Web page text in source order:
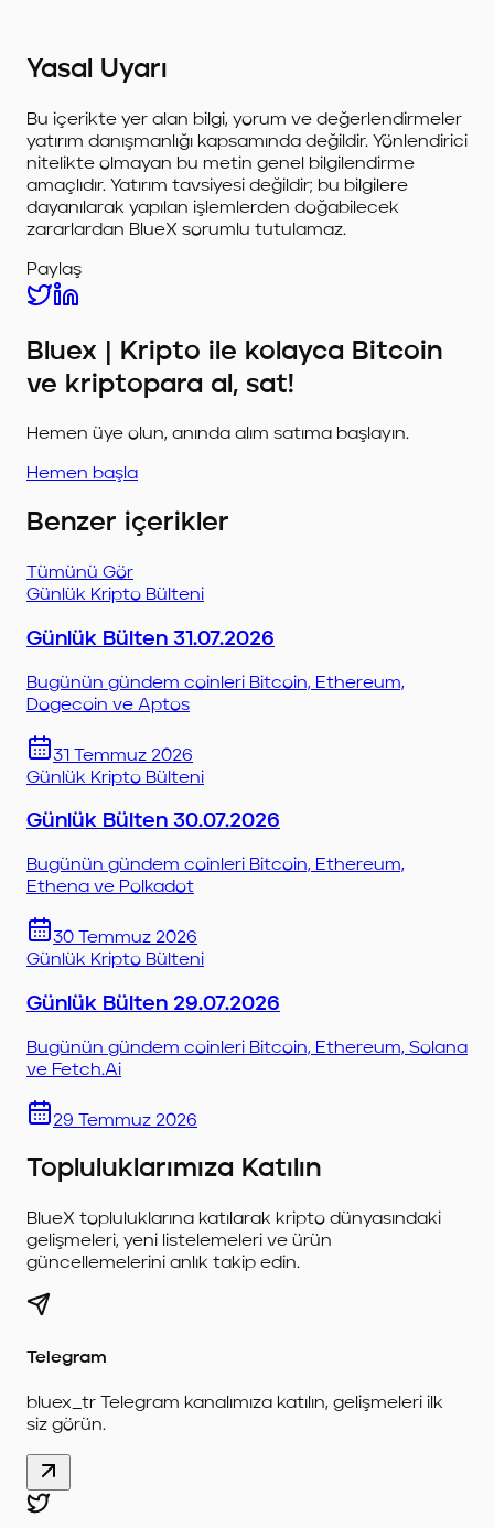
Yasal Uyarı
Bu içerikte yer alan bilgi, yorum ve değerlendirmeler
yatırım danışmanlığı kapsamında değildir. Yönlendirici
nitelikte olmayan bu metin genel bilgilendirme
amaçlıdır. Yatırım tavsiyesi değildir; bu bilgilere
dayanılarak yapılan işlemlerden doğabilecek
zararlardan BlueX sorumlu tutulamaz.
Paylaş
Bluex | Kripto ile kolayca Bitcoin
ve kriptopara al, sat!
Hemen üye olun, anında alım satıma başlayın.
Hemen başla
Benzer içerikler
Tümünü Gör
Günlük Kripto Bülteni
Günlük Bülten 31.07.2026
Bugünün gündem coinleri Bitcoin, Ethereum,
Dogecoin ve Aptos
31 Temmuz 2026
Günlük Kripto Bülteni
Günlük Bülten 30.07.2026
Bugünün gündem coinleri Bitcoin, Ethereum,
Ethena ve Polkadot
30 Temmuz 2026
Günlük Kripto Bülteni
Günlük Bülten 29.07.2026
Bugünün gündem coinleri Bitcoin, Ethereum, Solana
ve Fetch.Ai
29 Temmuz 2026
Topluluklarımıza Katılın
BlueX topluluklarına katılarak kripto dünyasındaki
gelişmeleri, yeni listelemeleri ve ürün
güncellemelerini anlık takip edin.
Telegram
bluex_tr Telegram kanalımıza katılın, gelişmeleri ilk
siz görün.